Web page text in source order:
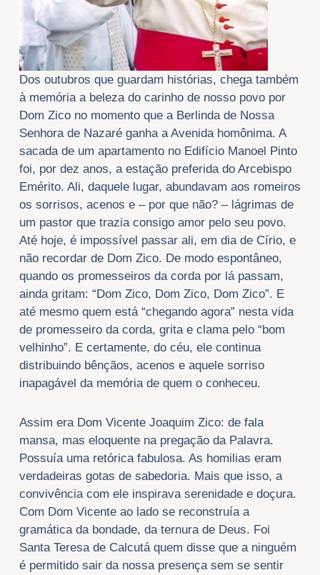
Dos outubros que guardam histórias, chega também
à memória a beleza do carinho de nosso povo por
Dom Zico no momento que a Berlinda de Nossa
Senhora de Nazaré ganha a Avenida homônima. A
sacada de um apartamento no Edifício Manoel Pinto
foi, por dez anos, a estação preferida do Arcebispo
Emérito. Ali, daquele lugar, abundavam aos romeiros
os sorrisos, acenos e – por que não? – lágrimas de
um pastor que trazia consigo amor pelo seu povo.
Até hoje, é impossível passar ali, em dia de Círio, e
não recordar de Dom Zico. De modo espontâneo,
quando os promesseiros da corda por lá passam,
ainda gritam: “Dom Zico, Dom Zico, Dom Zico”. E
até mesmo quem está “chegando agora” nesta vida
de promesseiro da corda, grita e clama pelo “bom
velhinho”. E certamente, do céu, ele continua
distribuindo bênçãos, acenos e aquele sorriso
inapagável da memória de quem o conheceu.
Assim era Dom Vicente Joaquim Zico: de fala
mansa, mas eloquente na pregação da Palavra.
Possuía uma retórica fabulosa. As homilias eram
verdadeiras gotas de sabedoria. Mais que isso, a
convivência com ele inspirava serenidade e doçura.
Com Dom Vicente ao lado se reconstruía a
gramática da bondade, da ternura de Deus. Foi
Santa Teresa de Calcutá quem disse que a ninguém
é permitido sair da nossa presença sem se sentir